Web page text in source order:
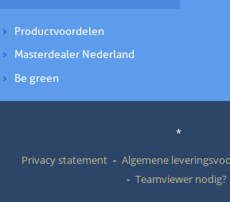
Productvoordelen
Masterdealer Nederland
Be green
*
Privacy statement
Algemene
Teamviewer nodig?